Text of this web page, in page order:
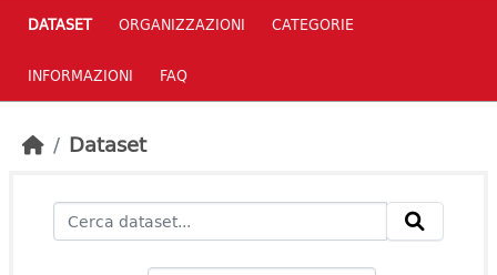
DATASET ORGANIZZAZIONI CATEGORIE
INFORMAZIONI FAQ
Dataset